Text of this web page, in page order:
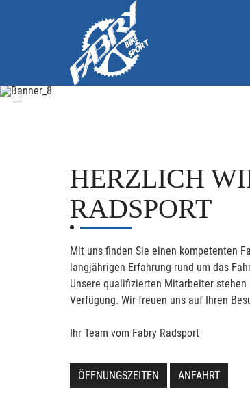
HERZLICH
RADSPORT
Mit uns finden Sie einen kompetenten
langjährigen Erfahrung rund um das
Unsere qualifizierten Mitarbeiter stehen
Verfügung. Wir freuen uns auf Ihren
Ihr Team vom Fabry Radsport
ÖFFNUNGSZEITEN ANFAHRT